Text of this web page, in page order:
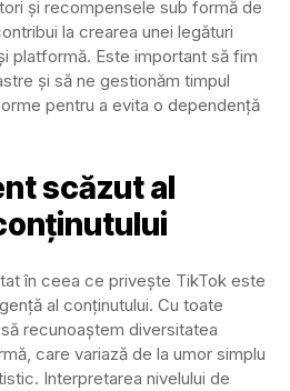
și recompensele sub formă de
la crearea unei legături
platformă. Este important să fim
și să ne gestionăm timpul
pentru a evita o dependență
scăzut al
în ceea ce privește TikTok este
al conținutului. Cu toate
recunoaștem diversitatea
care variază de la umor simplu
Interpretarea nivelului de